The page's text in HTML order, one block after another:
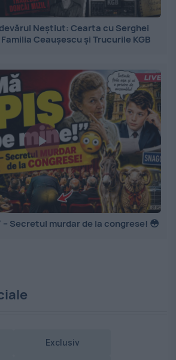
Neștiut: Cearta cu Serghei
Ceaușescu și Trucurile KGB
– Secretul murdar de la congrese! 😳
Exclusiv